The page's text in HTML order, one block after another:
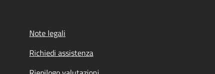
Note legali
Richiedi assistenza